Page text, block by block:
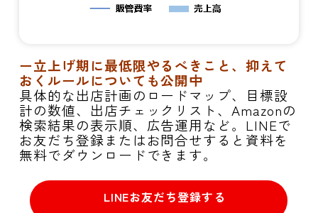
ー立上げ期に最低限やるべきこと、抑えて
おくルールについても公開中
具体的な出店計画のロードマップ、目標設
計の数値、出店チェックリスト、Amazonの
検索結果の表示順、広告運用など。LINEで
お友だち登録またはお問合せすると資料を
無料でダウンロードできます。
LINEお友だち登録する